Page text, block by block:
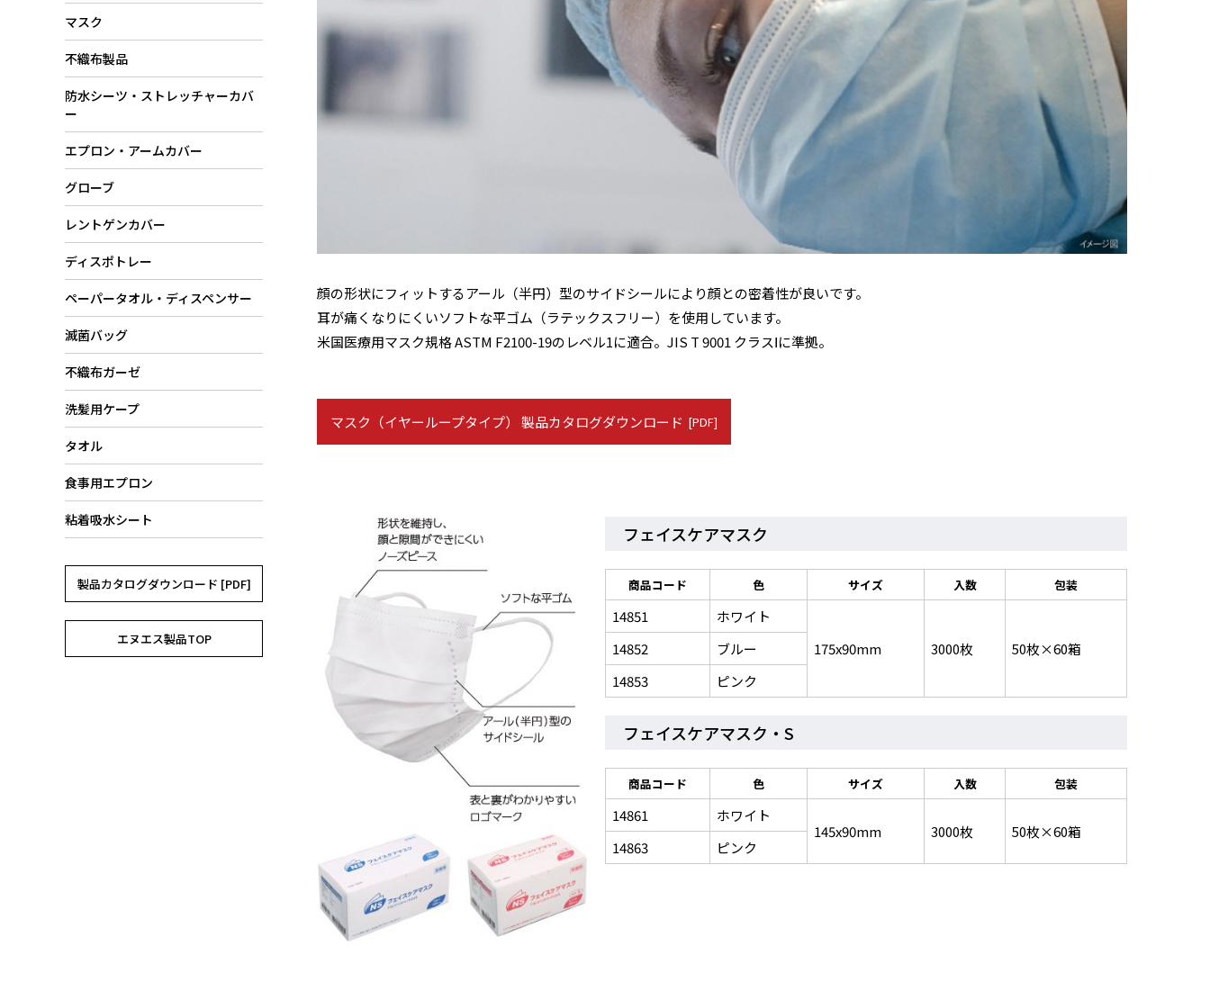
マスク
不織布製品
防水シーツ・ストレッチャーカバ
ー
エプロン・アームカバー
グローブ
レントゲンカバー
ディスポトレー
ペーパータオル・ディスペンサー
滅菌バッグ
不織布ガーゼ
洗髪用ケープ
タオル
食事用エプロン
粘着吸水シート
製品カタログダウンロード [PDF]
エヌエス製品TOP
顔の形状にフィットするアール（半円）型のサイドシールにより顔との密着性が良いです。
耳が痛くなりにくいソフトな平ゴム（ラテックスフリー）を使用しています。
米国医療用マスク規格 ASTM F2100-19のレベル1に適合。JIS T 9001 クラスⅠに準拠。
マスク（イヤーループタイプ） 製品カタログダウンロード [PDF]
フェイスケアマスク
商品コード 色 サイズ 入数 包装
14851
ホワイト
175x90mm
3000枚 50枚×60箱
14852
ブルー
14853
ピンク
フェイスケアマスク・S
商品コード 色 サイズ 入数 包装
14861
ホワイト
145x90mm
3000枚
50枚×60箱
14863
ピンク